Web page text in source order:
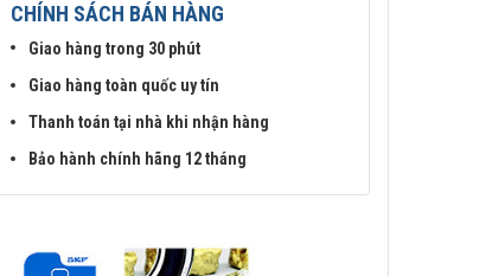
CHÍNH SÁCH BÁN HÀNG
Giao hàng trong 30 phút
Giao hàng toàn quốc uy tín
Thanh toán tại nhà khi nhận hàng
Bảo hành chính hãng 12 tháng